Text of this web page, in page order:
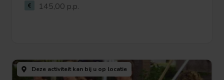
145,00 p.p.
deze
activiteitDeze activiteit kan bij u op locatie